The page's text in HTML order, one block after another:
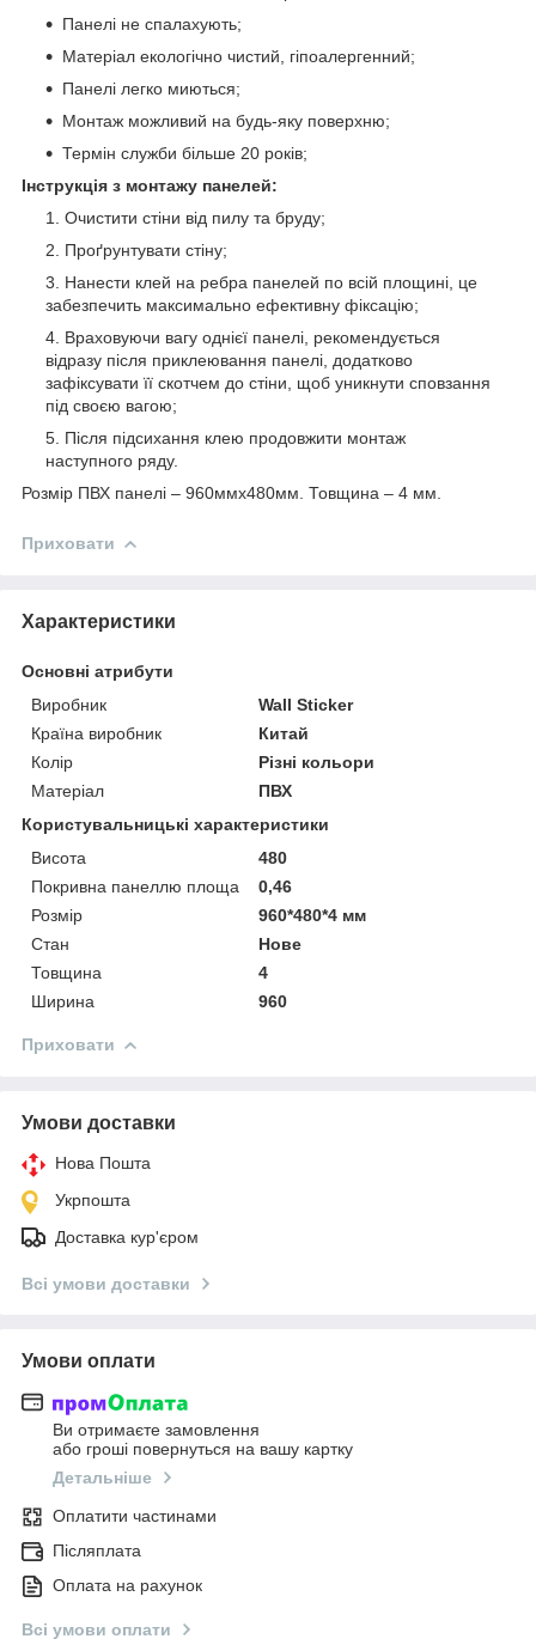
Панелі не спалахують;
Матеріал екологічно чистий, гіпоалергенний;
Панелі легко миються;
Монтаж можливий на будь-яку поверхню;
Термін служби більше 20 років;
Інструкція з монтажу панелей:
Очистити стіни від пилу та бруду;
Проґрунтувати стіну;
Нанести клей на ребра панелей по всій площині, це
забезпечить максимально ефективну фіксацію;
Враховуючи вагу однієї панелі, рекомендується
відразу після приклеювання панелі, додатково
зафіксувати її скотчем до стіни, щоб уникнути сповзання
під своєю вагою;
Після підсихання клею продовжити монтаж
наступного ряду.
Розмір ПВХ панелі – 960ммх480мм. Товщина – 4 мм.
Приховати
Характеристики
Основні атрибути
Виробник
Wall Sticker
Країна виробник
Китай
Колір
Різні кольори
Матеріал
ПВХ
Користувальницькі характеристики
Висота
480
Покривна панеллю площа
0,46
Розмір
960*480*4 мм
Стан
Нове
Товщина
4
Ширина
960
Приховати
Умови доставки
Нова Пошта
Укрпошта
Доставка кур'єром
Всі умови доставки
Умови оплати
Ви отримаєте замовлення
або гроші повернуться на вашу картку
Детальніше
Оплатити частинами
Післяплата
Оплата на рахунок
Всі умови оплати